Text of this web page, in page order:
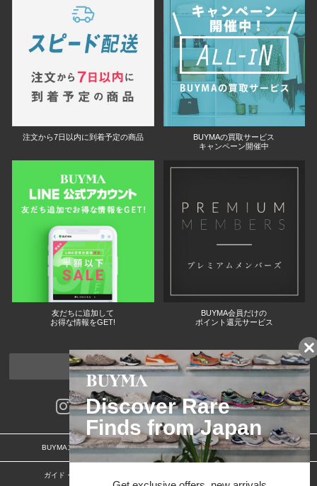
注文から7日以内に到着予定の商品
BUYMAの買取サービス
キャンペーン開催中
友だちに追加して
お得な情報をGET!
BUYMA会員だけの
ポイント還元サービス
ページトップへ
BUYMAスタートガイド 安心への取り組み
ガイド・お問い合わせ